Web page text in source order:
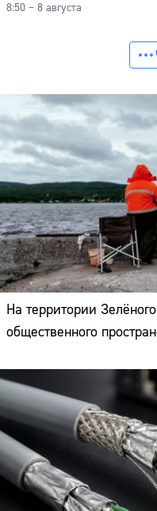
8:50 – 8 августа
На территории
общественного